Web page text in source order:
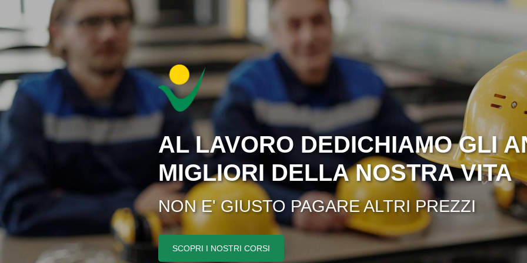
AL LAVORO DEDICHIAMO GLI
MIGLIORI DELLA NOSTRA VITA
NON E' GIUSTO PAGARE ALTRI PREZZI
SCOPRI I NOSTRI CORSI